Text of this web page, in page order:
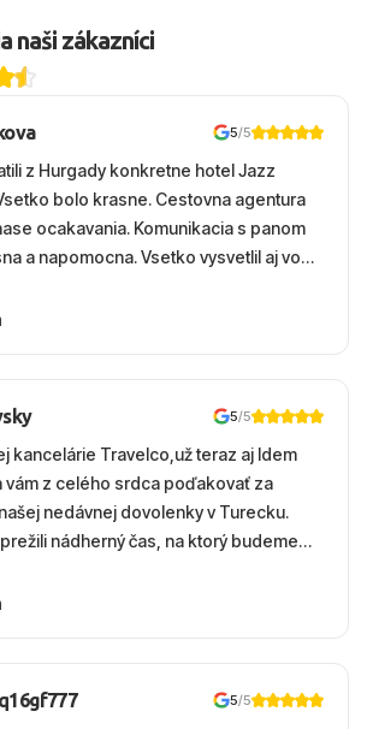
naši zákazníci
5/5
z Hurgady konkretne hotel Jazz
bolo krasne. Cestovna agentura
ocakavania. Komunikacia s panom
a napomocna. Vsetko vysvetlil aj vo
zaco sa ospravedlnujem. Hotel
top. Strava, prostredie, more,
5/5
kancelárie Travelco,už teraz aj Idem
vám z celého srdca poďakovať za
nedávnej dovolenky v Turecku.
nádherný čas, na ktorý budeme
spomínať. ​Všetko prebehlo
– od prvotného výberu zájazdu, cez
​Čo nás dostalo najviac: ​Skvelé
Vždy usmievaví, ochotní a starostliví
5/5